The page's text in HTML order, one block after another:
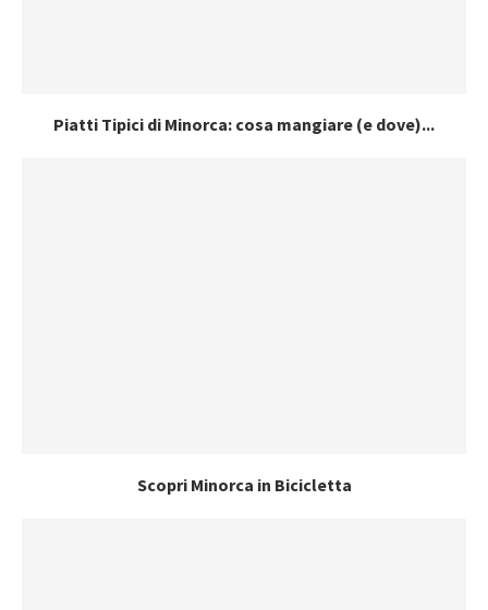
Piatti Tipici di Minorca: cosa mangiare (e dove)...
Scopri Minorca in Bicicletta